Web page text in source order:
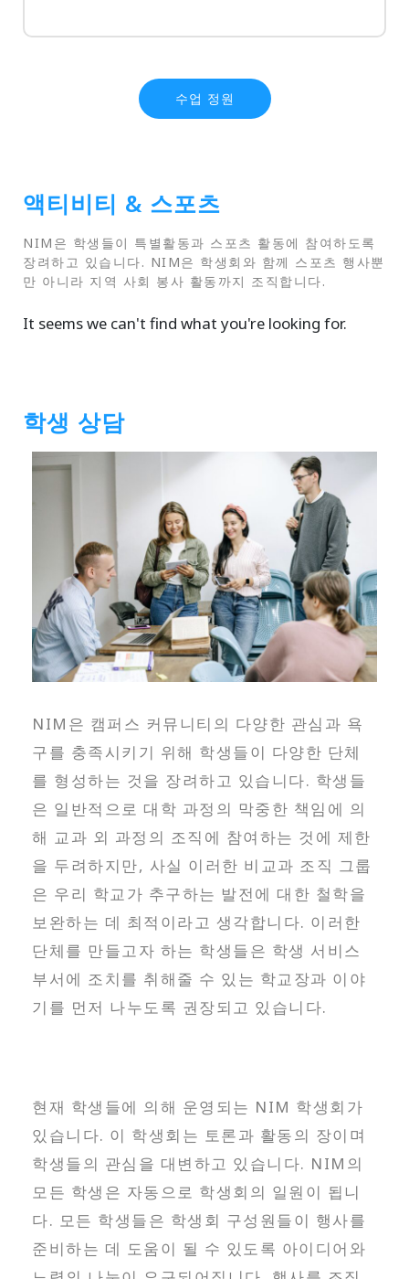
수업 정원
액티비티 & 스포츠
NIM은 학생들이 특별활동과 스포츠 활동에 참여하도록
장려하고 있습니다. NIM은 학생회와 함께 스포츠 행사뿐
만 아니라 지역 사회 봉사 활동까지 조직합니다.
It seems we can't find what you're looking for.
학생 상담
NIM은 캠퍼스 커뮤니티의 다양한 관심과 욕
구를 충족시키기 위해 학생들이 다양한 단체
를 형성하는 것을 장려하고 있습니다. 학생들
은 일반적으로 대학 과정의 막중한 책임에 의
해 교과 외 과정의 조직에 참여하는 것에 제한
을 두려하지만, 사실 이러한 비교과 조직 그룹
은 우리 학교가 추구하는 발전에 대한 철학을
보완하는 데 최적이라고 생각합니다. 이러한
단체를 만들고자 하는 학생들은 학생 서비스
부서에 조치를 취해줄 수 있는 학교장과 이야
기를 먼저 나누도록 권장되고 있습니다.
현재 학생들에 의해 운영되는 NIM 학생회가
있습니다. 이 학생회는 토론과 활동의 장이며
학생들의 관심을 대변하고 있습니다. NIM의
모든 학생은 자동으로 학생회의 일원이 됩니
다. 모든 학생들은 학생회 구성원들이 행사를
준비하는 데 도움이 될 수 있도록 아이디어와